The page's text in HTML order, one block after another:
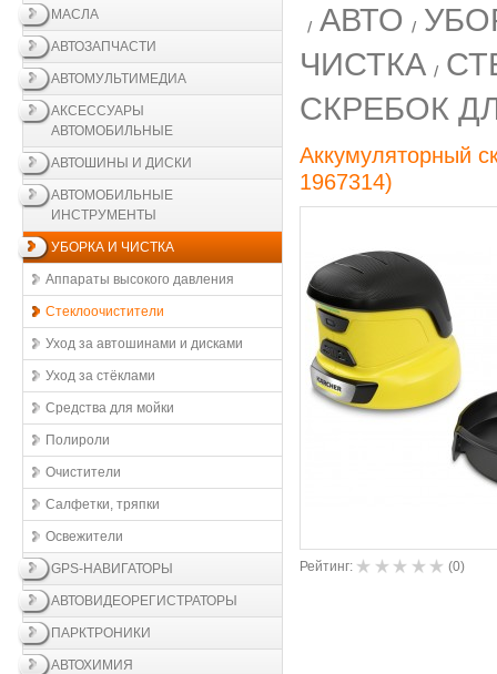
МАСЛА
АВТОЗАПЧАСТИ
АВТОМУЛЬТИМЕДИА
АКСЕССУАРЫ
АВТОМОБИЛЬНЫЕ
АВТОШИНЫ И ДИСКИ
АВТОМОБИЛЬНЫЕ
ИНСТРУМЕНТЫ
УБОРКА И ЧИСТКА
Аппараты высокого давления
Стеклоочистители
Уход за автошинами и дисками
Уход за стёклами
Средства для мойки
Полироли
Очистители
Салфетки, тряпки
Освежители
GPS-НАВИГАТОРЫ
АВТОВИДЕОРЕГИСТРАТОРЫ
ПАРКТРОНИКИ
АВТОХИМИЯ
АВТО
ЧИСТКА
СКРЕБОК
Аккумуляторный
1967314)
Рейтинг: (0)